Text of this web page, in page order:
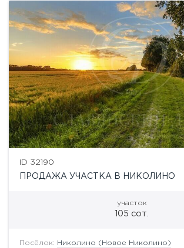
ID 32190
ПРОДАЖА УЧАСТКА В НИКОЛИНО
участок
105 сот.
Посёлок: Николино (Новое Николино)